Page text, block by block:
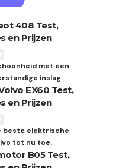
408 Test,
en Prijzen
met een
inslag.
EX60 Test,
en Prijzen
beste elektrische
tot nu toe.
B05 Test,